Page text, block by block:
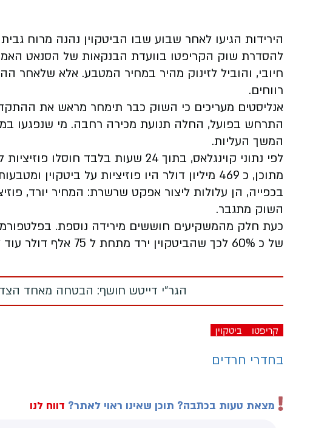
הירידות הגיעו לאחר שבוע שבו הביטקוין נהנה מרוח
להסדרת שוק הקריפטו בוועדת הבנקאות של הסנאט
חיובי, והוביל לזינוק מהיר במחיר המטבע. אלא
רווחים.
אנליסטים מעריכים כי השוק כבר תימחר מראש את
התרחש בפועל, החלה תנועת מכירה רחבה. מי שנפגעו
המשך העליות.
מתוכן, כ 469 מיליון דולר היו פוזיציות על
בכפייה, הן עלולות ליצור אפקט שרשרת: המחיר יורד,
השוק מתגבר.
כעת חלק מהמשקיעים חוששים מירידה נוספת.
של כ 60% לכך שהביטקוין ירד מתחת ל 75 אלף דולר עוד לפני סוף החודש.
הגר"י דייטש חושף: הבטחה מאחד
קריפטו ביטקוין
בחדרי חרדים
מצאת טעות בכתבה? תוכן שאינו ראוי לאתר? דווח לנו